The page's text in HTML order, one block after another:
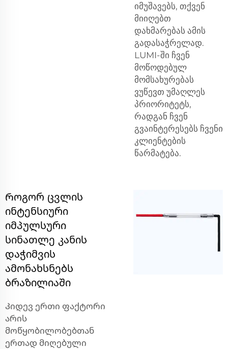
იმუშავებს, თქვენ
მიიღებთ
დახმარებას ამის
გადასაჭრელად.
LUMI-ში ჩვენ
მოწოდებულ
მომსახურებას
ვუწევთ უმაღლეს
პრიორიტეტს,
რადგან ჩვენ
გვაინტერესებს ჩვენი
კლიენტების
წარმატება.
Როგორ ცვლის
ინტენსიური
იმპულსური
სინათლე კანის
დაჭიმვის
ამონახსნებს
ბრაზილიაში
Კიდევ ერთი ფაქტორი
არის
მოწყობილობებთან
ერთად მიღებული